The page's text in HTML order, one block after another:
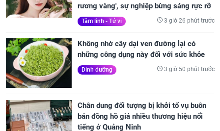
rương vàng', sự nghiệp bừng sáng rực rỡ
Tâm linh - Tử vi 3 giờ 26 phút trước
Không nhờ cây dại ven đường lại có
những công dụng này đối với sức khỏe
Dinh dưỡng 3 giờ 50 phút trước
Chân dung đối tượng bị khởi tố vụ buôn
bán đồng hồ giả nhiều thương hiệu nổi
tiếng ở Quảng Ninh